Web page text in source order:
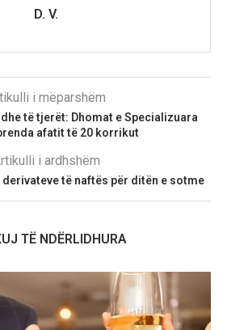
D. V.
i mëparshëm
të tjerët: Dhomat e Specializuara
afatit të 20 korrikut
i ardhshëm
të naftës për ditën e sotme
TË NDËRLIDHURA